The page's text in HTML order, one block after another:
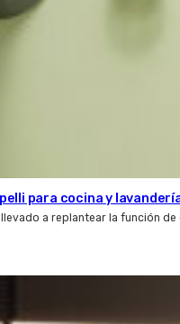
para cocina y
a replantear la función